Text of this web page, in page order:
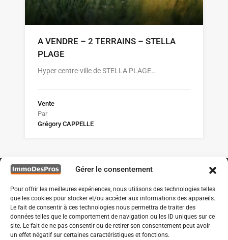
Gérer le consentement
Pour offrir les meilleures expériences, nous utilisons des technologies telles
que les cookies pour stocker et/ou accéder aux informations des appareils.
Le fait de consentir à ces technologies nous permettra de traiter des
données telles que le comportement de navigation ou les ID uniques sur ce
site. Le fait de ne pas consentir ou de retirer son consentement peut avoir
un effet négatif sur certaines caractéristiques et fonctions.
A VENDRE – 2 TERRAINS – STELLA
PLAGE
Hyper centre-ville de STELLA PLAGE…
Vente
Par
Grégory CAPPELLE